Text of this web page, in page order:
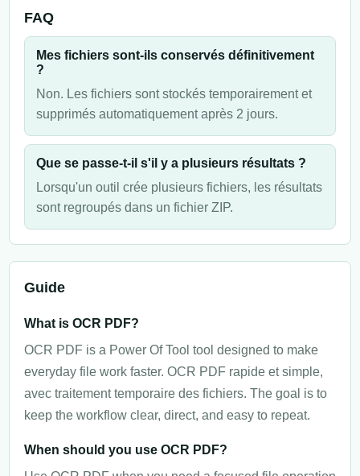
FAQ
Mes fichiers sont-ils conservés définitivement
?
Non. Les fichiers sont stockés temporairement et
supprimés automatiquement après 2 jours.
Que se passe-t-il s'il y a plusieurs résultats ?
Lorsqu'un outil crée plusieurs fichiers, les résultats
sont regroupés dans un fichier ZIP.
Guide
What is OCR PDF?
OCR PDF is a Power Of Tool tool designed to make
everyday file work faster. OCR PDF rapide et simple,
avec traitement temporaire des fichiers. The goal is to
keep the workflow clear, direct, and easy to repeat.
When should you use OCR PDF?